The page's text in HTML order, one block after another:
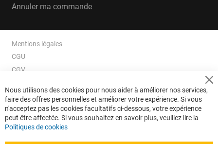
Annuler ma commande
Mentions légales
CGU
CGV
Données personnelles
Confidentialité
Plan du site
Nous utilisons des cookies pour nous aider à améliorer nos services,
faire des offres personnelles et améliorer votre expérience. Si vous
n'acceptez pas les cookies facultatifs ci-dessous, votre expérience
peut être affectée. Si vous souhaitez en savoir plus, veuillez lire la
Politiques de cookies